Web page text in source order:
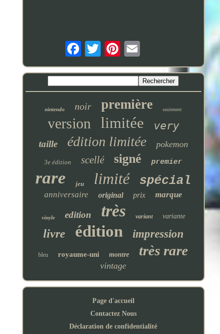
nintendo noir première seulement
version limitée very
taille édition limitée pokemon
3e édition scellé signé premier
rare jeu limité spécial
anniversaire original prix marque
vinyle edition très variant variante
livre édition impression
bleu royaume-uni montre très rare
vintage
Page d'accueil
Contactez Nous
Déclaration de confidentialité